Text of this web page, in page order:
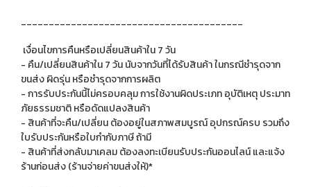
________________________________________
เงื่อนไขการคืนหรือเปลี่ยนสินค้าใน 7 วัน
- คืน/เปลี่ยนสินค้าใน 7 วัน นับจากวันที่ได้รับสินค้า ในกรณีชำรุดจาก
ขนส่ง ผิดรุ่น หรือชำรุดจากการผลิต
- การรับประกันนี้ไม่ครอบคลุม การใช้งานผิดประเภท อุบัติเหตุ ประมาท
ภัยธรรมชาติ หรือดัดแปลงสินค้า
- สินค้าที่จะคืน/เปลี่ยน ต้องอยู่ในสภาพสมบูรณ์ อุปกรณ์ครบ รวมถึง
ใบรับประกันหรือใบกำกับภาษี ถ้ามี
- สินค้าที่ส่งกลับมาเคลม ต้องลงทะเบียนรับประกันออนไลน์ และแจ้ง
ร้านก่อนส่ง (ร้านจ่ายค่าขนส่งให้)*